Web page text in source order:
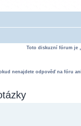
Toto diskuzní fórum je
nenajdete odpověď na fóru ani